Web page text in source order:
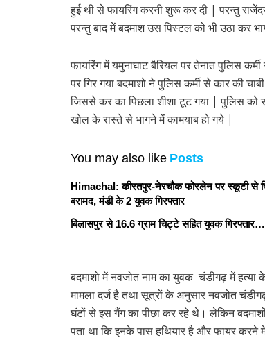
हुई थी से फायरिंग करनी शुरू कर दी | परन्तु
परन्तु बाद में बदमाश उस पिस्टल को भी उठा कर
फायरिंग में यमुनाघाट बैरियल पर तेनात पुलिस
पर गिर गया बदमाशो ने पुलिस कर्मी से कार की
जिससे कर का पिछला शीशा टूट गया | पुलिस को
खोल के रास्ते से भागने में कामयाब हो गये |
You may also like Posts
Himachal: कीरतपुर-नेरचौक फोरलेन पर स्कूटी से
बरामद, मंडी के 2 युवक गिरफ्तार
बिलासपुर से 16.6 ग्राम चिट्टे सहित युवक गिरफ्तार…
बदमाशो में नवजोत नाम का युवक चंडीगढ़ में
मामला दर्ज है तथा सूत्रों के अनुसार नवजोत
घंटों से इस गैंग का पीछा कर रहे थे। लेकिन
पता था कि इनके पास हथियार है और फायर